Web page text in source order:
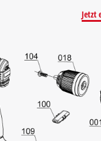
Jetzt